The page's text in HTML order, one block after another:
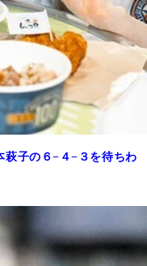
萩子の６−４−３を待ちわ